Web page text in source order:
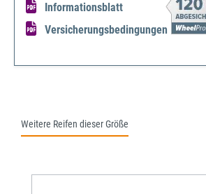
Informationsblatt
Versicherungsbedingungen
Weitere Reifen dieser Größe